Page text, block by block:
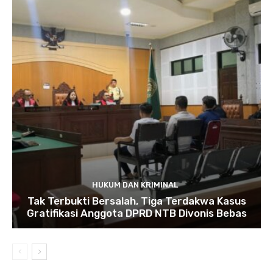
HUKUM DAN KRIMINAL
Tak Terbukti Bersalah, Tiga Terdakwa Kasus
Gratifikasi Anggota DPRD NTB Divonis Bebas